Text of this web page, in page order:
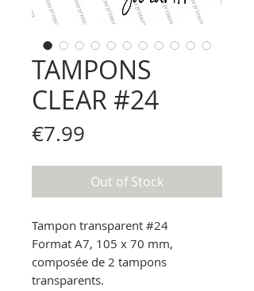
TAMPONS
CLEAR #24
€7.99
Out of Stock
Tampon transparent #24
Format A7, 105 x 70 mm,
composée de 2 tampons
transparents.